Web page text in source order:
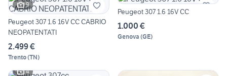
9
Peugeot 307 1.6 16V CC CABRIO
NEOPATENTATI
2.499 €
Trento(TN)
Peugeot 307 1.6 16V CC
1.000 €
Genova (GE)
4